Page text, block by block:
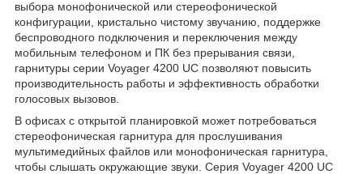
выбора монофонической или стереофонической
конфигурации, кристально чистому звучанию, поддержке
беспроводного подключения и переключения между
мобильным телефоном и ПК без прерывания связи,
гарнитуры серии Voyager 4200 UC позволяют повысить
производительность работы и эффективность обработки
голосовых вызовов.
В офисах с открытой планировкой может потребоваться
стереофоническая гарнитура для прослушивания
мультимедийных файлов или монофоническая гарнитура,
чтобы слышать окружающие звуки. Серия Voyager 4200 UC